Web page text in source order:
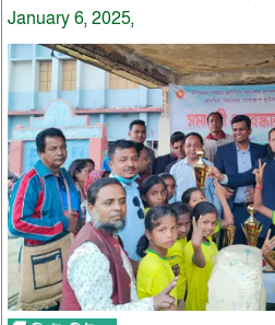
January 6, 2025,